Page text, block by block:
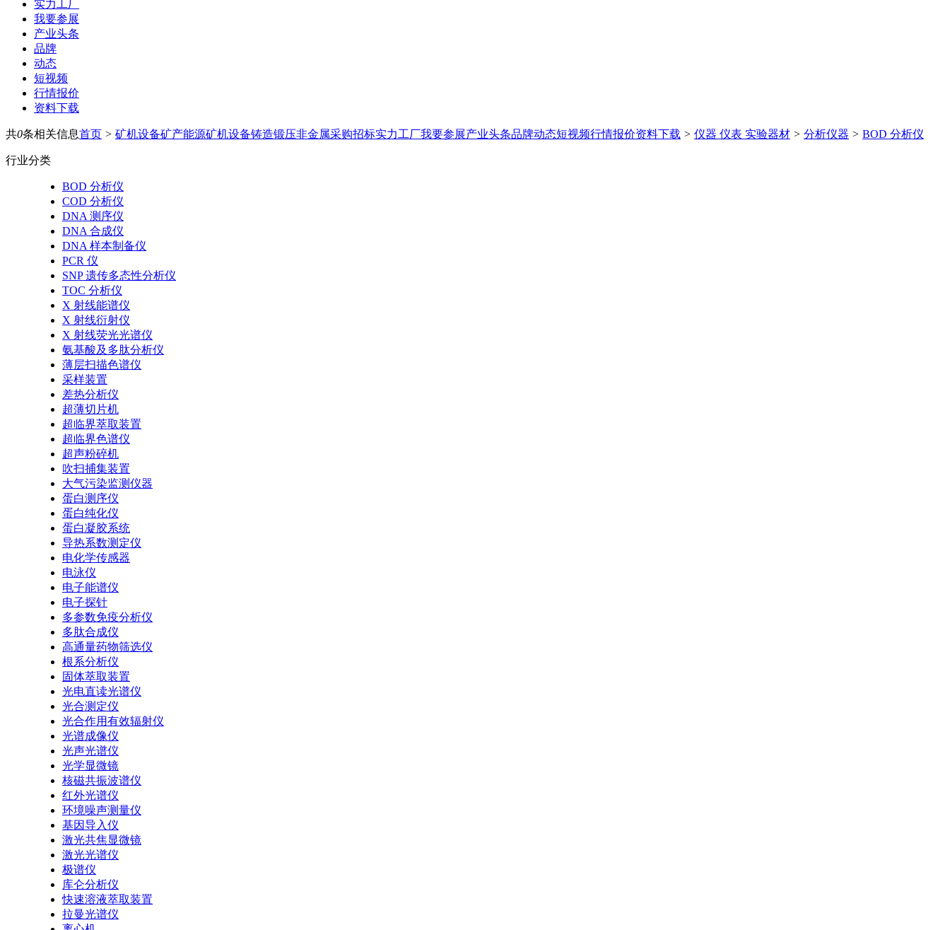
实力工厂
我要参展
产业头条
品牌
动态
短视频
行情报价
资料下载
共0条相关信息首页 > 矿机设备矿产能源矿机设备铸造锻压非金属采购招标实力工厂我要参展产业头条品牌动态短视频行情报价资料下载 > 仪器 仪表 实验器材 > 分析仪器 > BOD 分析仪
行业分类
BOD 分析仪
COD 分析仪
DNA 测序仪
DNA 合成仪
DNA 样本制备仪
PCR 仪
SNP 遗传多态性分析仪
TOC 分析仪
X 射线能谱仪
X 射线衍射仪
X 射线荧光光谱仪
氨基酸及多肽分析仪
薄层扫描色谱仪
采样装置
差热分析仪
超薄切片机
超临界萃取装置
超临界色谱仪
超声粉碎机
吹扫捕集装置
大气污染监测仪器
蛋白测序仪
蛋白纯化仪
蛋白凝胶系统
导热系数测定仪
电化学传感器
电泳仪
电子能谱仪
电子探针
多参数免疫分析仪
多肽合成仪
高通量药物筛选仪
根系分析仪
固体萃取装置
光电直读光谱仪
光合测定仪
光合作用有效辐射仪
光谱成像仪
光声光谱仪
光学显微镜
核磁共振波谱仪
红外光谱仪
环境噪声测量仪
基因导入仪
激光共焦显微镜
激光光谱仪
极谱仪
库仑分析仪
快速溶液萃取装置
拉曼光谱仪